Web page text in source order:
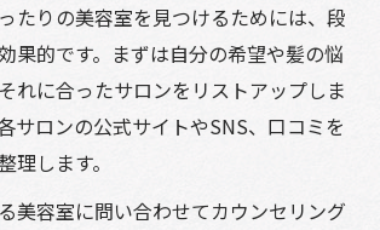
たりの美容室を見つけるためには、段
果的です。まずは自分の希望や髪の悩
れに合ったサロンをリストアップしま
サロンの公式サイトやSNS、口コミを
理します。
美容室に問い合わせてカウンセリング